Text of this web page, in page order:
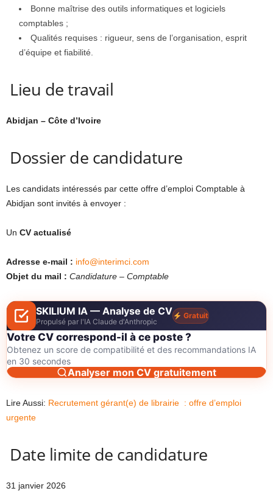
Bonne maîtrise des outils informatiques et logiciels
comptables ;
Qualités requises : rigueur, sens de l’organisation, esprit
d’équipe et fiabilité.
Lieu de travail
Abidjan – Côte d’Ivoire
Dossier de candidature
Les candidats intéressés par cette offre d’emploi Comptable à
Abidjan sont invités à envoyer :
Un CV actualisé
Adresse e-mail : info@interimci.com
Objet du mail : Candidature – Comptable
SKILIUM IA — Analyse de CV
Propulsé par l'IA Claude d'Anthropic
Gratuit
Votre CV correspond-il à ce poste ?
Obtenez un score de compatibilité et des recommandations IA
en 30 secondes
Analyser mon CV gratuitement
Lire Aussi: Recrutement gérant(e) de librairie : offre d’emploi
urgente
Date limite de candidature
31 janvier 2026